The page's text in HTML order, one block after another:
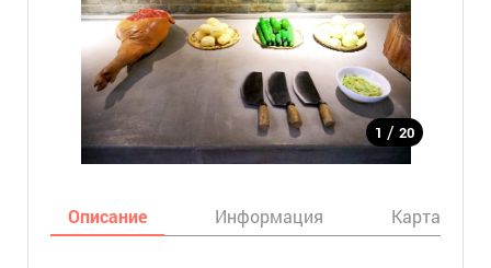
1 / 20
Описание Информация Карта